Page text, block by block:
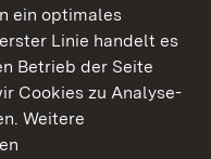
ein optimales
Linie handelt es
Betrieb der Seite
Cookies zu Analyse-
Weitere